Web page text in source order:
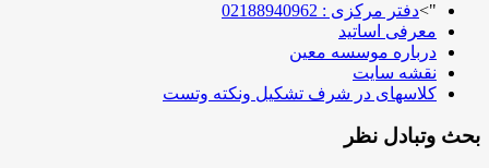
">دفتر مرکزی : 02188940962
معرفی اساتید
درباره موسسه معین
نقشه سایت
کلاسهای در شرف تشکیل ونکته وتست
بحث وتبادل نظر